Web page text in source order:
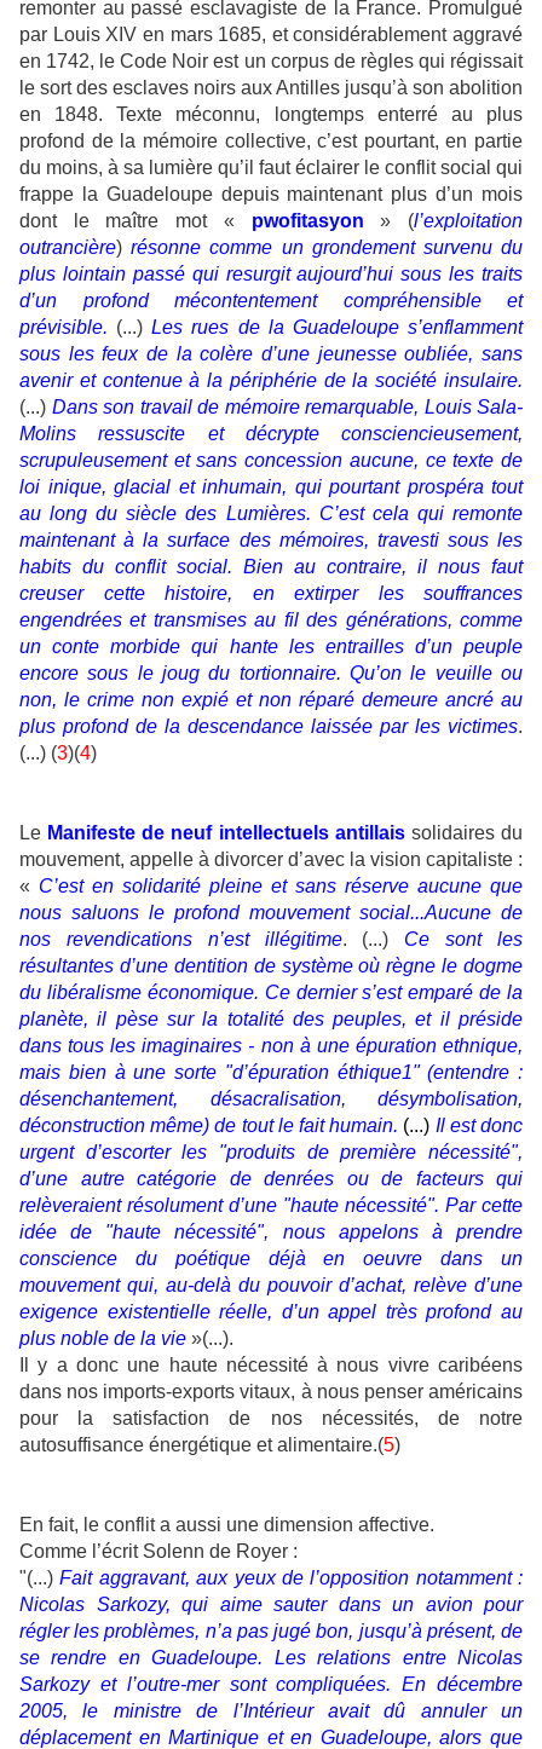
remonter au passé esclavagiste de la France. Promulgué
par Louis XIV en mars 1685, et considérablement aggravé
en 1742, le Code Noir est un corpus de règles qui régissait
le sort des esclaves noirs aux Antilles jusqu’à son abolition
en 1848. Texte méconnu, longtemps enterré au plus
profond de la mémoire collective, c’est pourtant, en partie
du moins, à sa lumière qu’il faut éclairer le conflit social qui
frappe la Guadeloupe depuis maintenant plus d’un mois
dont le maître mot « pwofitasyon » (l’exploitation
outrancière)résonne comme un grondement survenu du
plus lointain passé qui resurgit aujourd’hui sous les traits
d’un profond mécontentement compréhensible et
prévisible. (...)Les rues de la Guadeloupe s’enflamment
sous les feux de la colère d’une jeunesse oubliée, sans
avenir et contenue à la périphérie de la société insulaire.
(...) Dans son travail de mémoire remarquable, Louis Sala-
Molins ressuscite et décrypte consciencieusement,
scrupuleusement et sans concession aucune, ce texte de
loi inique, glacial et inhumain, qui pourtant prospéra tout
au long du siècle des Lumières. C’est cela qui remonte
maintenant à la surface des mémoires, travesti sous les
habits du conflit social. Bien au contraire, il nous faut
creuser cette histoire, en extirper les souffrances
engendrées et transmises au fil des générations, comme
un conte morbide qui hante les entrailles d’un peuple
encore sous le joug du tortionnaire. Qu’on le veuille ou
non, le crime non expié et non réparé demeure ancré au
plus profond de la descendance laissée par les victimes.
(...) (3)(4)
Le Manifeste de neuf intellectuels antillaissolidaires du
mouvement, appelle à divorcer d’avec la vision capitaliste :
« C’est en solidarité pleine et sans réserve aucune que
nous saluons le profond mouvement social...Aucune de
nos revendications n’est illégitime. (...) Ce sont les
résultantes d’une dentition de système où règne le dogme
du libéralisme économique. Ce dernier s’est emparé de la
planète, il pèse sur la totalité des peuples, et il préside
dans tous les imaginaires - non à une épuration ethnique,
mais bien à une sorte "d’épuration éthique1" (entendre :
désenchantement, désacralisation, désymbolisation,
déconstruction même) de tout le fait humain. (...) Il est donc
urgent d’escorter les "produits de première nécessité",
d’une autre catégorie de denrées ou de facteurs qui
relèveraient résolument d’une "haute nécessité". Par cette
idée de "haute nécessité", nous appelons à prendre
conscience du poétique déjà en oeuvre dans un
mouvement qui, au-delà du pouvoir d’achat, relève d’une
exigence existentielle réelle, d’un appel très profond au
plus noble de la vie »(...).
Il y a donc une haute nécessité à nous vivre caribéens
dans nos imports-exports vitaux, à nous penser américains
pour la satisfaction de nos nécessités, de notre
autosuffisance énergétique et alimentaire.(5)
En fait, le conflit a aussi une dimension affective.
Comme l’écrit Solenn de Royer :
"(...)Fait aggravant, aux yeux de l’opposition notamment :
Nicolas Sarkozy, qui aime sauter dans un avion pour
régler les problèmes, n’a pas jugé bon, jusqu’à présent, de
se rendre en Guadeloupe. Les relations entre Nicolas
Sarkozy et l’outre-mer sont compliquées. En décembre
2005, le ministre de l’Intérieur avait dû annuler un
déplacement en Martinique et en Guadeloupe, alors que